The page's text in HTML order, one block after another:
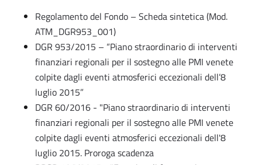
Regolamento del Fondo – Scheda sintetica (Mod.
ATM_DGR953_001)
DGR 953/2015 – “Piano straordinario di interventi
finanziari regionali per il sostegno alle PMI venete
colpite dagli eventi atmosferici eccezionali dell’8
luglio 2015”
DGR 60/2016 - "Piano straordinario di interventi
finanziari regionali per il sostegno alle PMI venete
colpite dagli eventi atmosferici eccezionali dell'8
luglio 2015. Proroga scadenza